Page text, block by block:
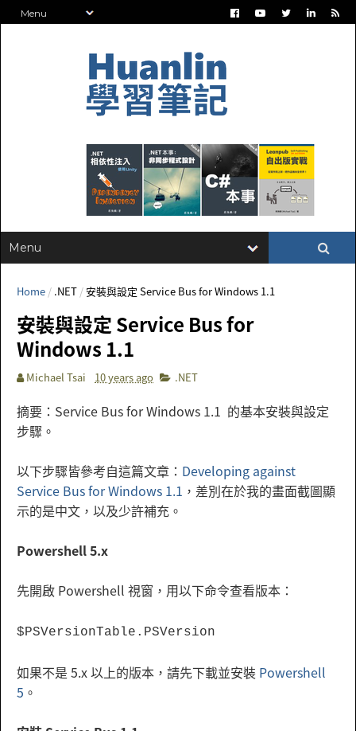
Home / .NET /安裝與設定 Service Bus for Windows 1.1
安裝與設定 Service Bus for
Windows 1.1
Michael Tsai 10 years ago .NET
摘要：Service Bus for Windows 1.1 的基本安裝與設定
步驟。
以下步驟皆參考自這篇文章： Developing against
Service Bus for Windows 1.1 ，差別在於我的畫面截圖顯
示的是中文，以及少許補充。
Powershell 5.x
先開啟 Powershell 視窗，用以下命令查看版本：
$PSVersionTable.PSVersion
如果不是 5.x 以上的版本，請先下載並安裝 Powershell
5 。